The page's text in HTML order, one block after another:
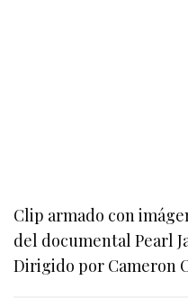
Clip armado con
del documental Pearl
Dirigido por Cameron